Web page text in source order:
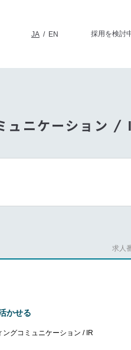
JA / EN
採用を検討
ュニケーション /
求人
かせる
ングコミュニケーション / IR